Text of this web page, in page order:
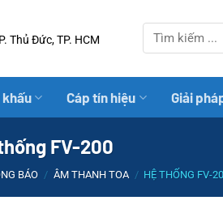
Thủ Đức, TP. HCM
Tìm
kiếm:
khấu Cáp tín hiệu Giải
FV-200
BÁO / ÂM THANH TOA / HỆ THỐNG FV-